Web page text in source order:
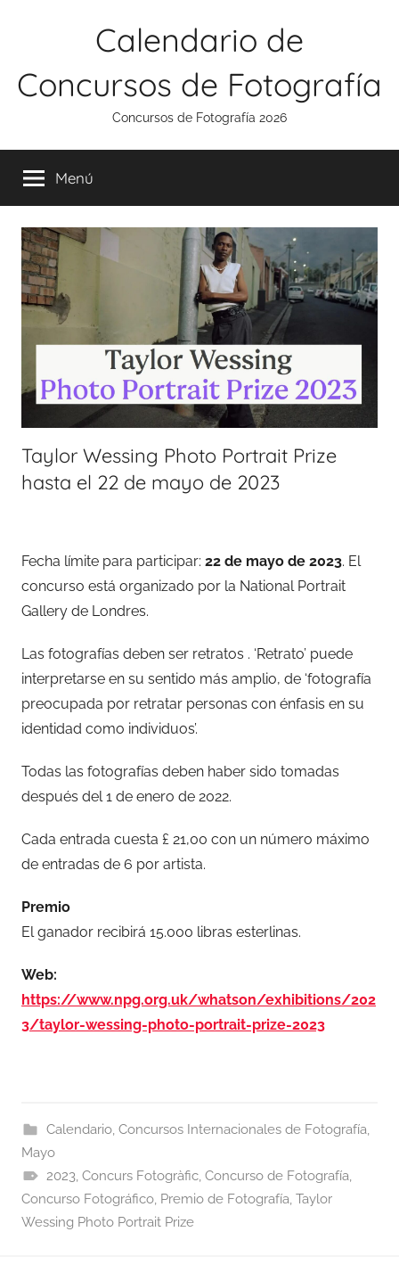
Calendario de
Concursos de Fotografía
Concursos de Fotografía 2026
Menú
Taylor Wessing Photo Portrait Prize
hasta el 22 de mayo de 2023
Fecha límite para participar: 22 de mayo de 2023. El
concurso está organizado por la National Portrait
Gallery de Londres.
Las fotografías deben ser retratos . ‘Retrato’ puede
interpretarse en su sentido más amplio, de ‘fotografía
preocupada por retratar personas con énfasis en su
identidad como individuos’.
Todas las fotografías deben haber sido tomadas
después del 1 de enero de 2022.
Cada entrada cuesta £ 21,00 con un número máximo
de entradas de 6 por artista.
Premio
El ganador recibirá 15.000 libras esterlinas.
Web:
https://www.npg.org.uk/whatson/exhibitions/202
3/taylor-wessing-photo-portrait-prize-2023
Calendario, Concursos Internacionales de Fotografía,
Mayo
2023, Concurs Fotogràfic, Concurso de Fotografía,
Concurso Fotográfico, Premio de Fotografía, Taylor
Wessing Photo Portrait Prize